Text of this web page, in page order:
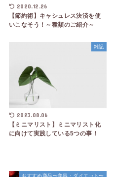
2020.12.26
【節約術】キャシュレス決済を使
いこなそう！～種類のご紹介～
雑記
2023.08.06
【ミニマリスト】ミニマリスト化
に向けて実践している5つの事！
おすすめ商品〜美容・ダイエット〜